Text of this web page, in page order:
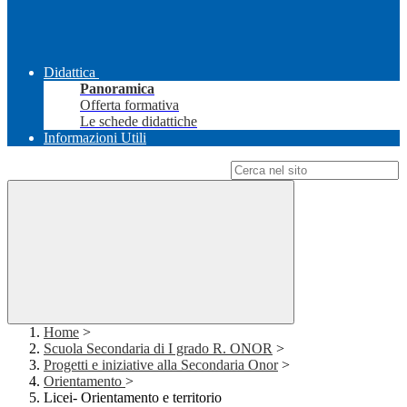
Didattica
Panoramica
Offerta formativa
Le schede didattiche
Informazioni Utili
Home >
Scuola Secondaria di I grado R. ONOR >
Progetti e iniziative alla Secondaria Onor >
Orientamento >
Licei- Orientamento e territorio